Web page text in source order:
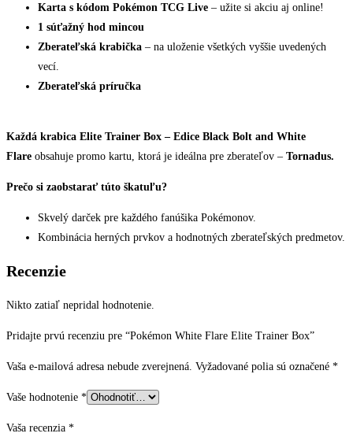
Karta s kódom Pokémon TCG Live – užite si akciu aj online!
1 súťažný hod mincou
Zberateľská krabička – na uloženie všetkých vyššie uvedených
vecí.
Zberateľská príručka
Každá krabica Elite Trainer Box – Edice Black Bolt and White
Flare obsahuje promo kartu, ktorá je ideálna pre zberateľov – Tornadus.
Prečo si zaobstarať túto škatuľu?
Skvelý darček pre každého fanúšika Pokémonov.
Kombinácia herných prvkov a hodnotných zberateľských predmetov.
Recenzie
Nikto zatiaľ nepridal hodnotenie.
Pridajte prvú recenziu pre “Pokémon White Flare Elite Trainer Box”
Vaša e-mailová adresa nebude zverejnená. Vyžadované polia sú označené *
Vaše hodnotenie *
Vaša recenzia *